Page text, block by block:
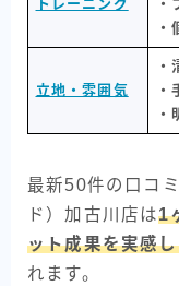
トレーニング
立地・雰囲気
・
・
・
最新50件の口コ
ド）加古川店は1
ット成果を実感
れます。